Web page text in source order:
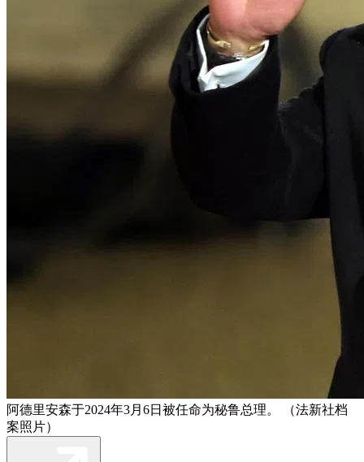
阿德里安森于2024年3月6日被任命为秘鲁总理。 （法新社档
案照片）